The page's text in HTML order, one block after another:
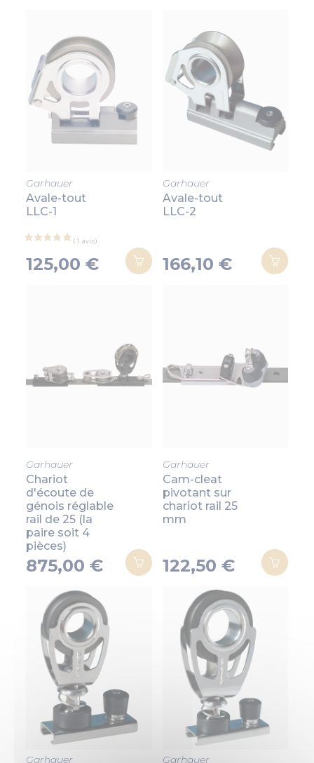
Garhauer
Avale-tout
LLC-1
(1 avis)
125,00 €
Garhauer
Avale-tout
LLC-2
166,10 €
Garhauer
Chariot
d'écoute de
génois réglable
rail de 25 (la
paire soit 4
pièces)
875,00 €
Garhauer
Cam-cleat
pivotant sur
chariot rail 25
mm
122,50 €
Garhauer Garhauer